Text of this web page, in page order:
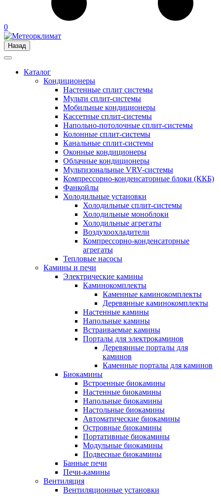
0
Назад
Каталог
Кондиционеры
Настенные сплит системы
Мульти сплит-системы
Мобильные кондиционеры
Кассетные сплит-системы
Напольно-потолочные сплит-системы
Колонные сплит-системы
Канальные сплит-системы
Оконные кондиционеры
Облачные кондиционеры
Мультизональные VRV-системы
Компрессорно-конденсаторные блоки (ККБ)
Фанкойлы
Холодильные установки
Холодильные сплит-системы
Холодильные моноблоки
Холодильные агрегаты
Воздухоохладители
Компрессорно-конденсаторные
агрегаты
Тепловые насосы
Камины и печи
Электрические камины
Каминокомплекты
Каменные каминокомплекты
Деревянные каминокомплекты
Настенные камины
Напольные камины
Встраиваемые камины
Порталы для электрокаминов
Деревянные порталы для
каминов
Каменные порталы для каминов
Биокамины
Встроенные биокамины
Настенные биокамины
Напольные биокамины
Настольные биокамины
Автоматические биокамины
Островные биокамины
Портативные биокамины
Модульные биокамины
Подвесные биокамины
Банные печи
Печи-камины
Вентиляция
Вентиляционные установки